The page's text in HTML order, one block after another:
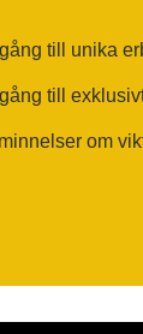
till unika
till
om